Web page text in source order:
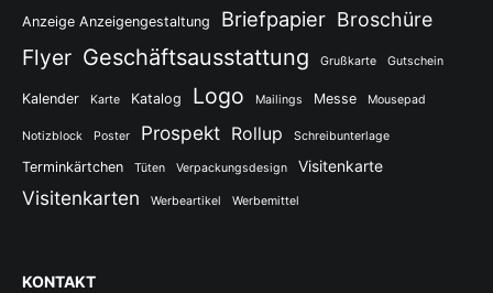
Anzeige Anzeigengestaltung Briefpapier Broschüre
Flyer Geschäftsausstattung Grußkarte Gutschein
Kalender Karte Katalog Logo Mailings Messe Mousepad
Notizblock Poster Prospekt Rollup Schreibunterlage
Terminkärtchen Tüten Verpackungsdesign Visitenkarte
Visitenkarten Werbeartikel Werbemittel
KONTAKT